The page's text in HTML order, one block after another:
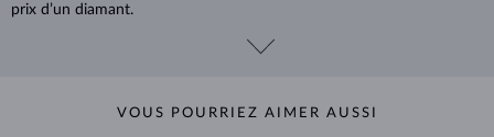
prix d’un diamant.
VOUS POURRIEZ AIMER AUSSI